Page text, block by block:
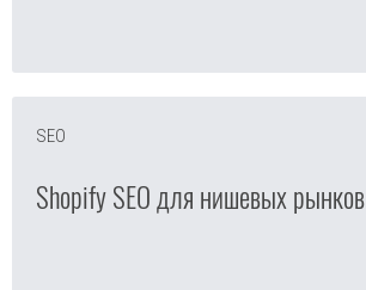
SEO
Shopify SEO для нишевых рынков